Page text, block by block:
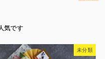
未分類